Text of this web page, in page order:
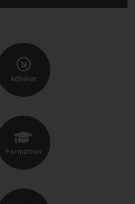
Adhérer
Formation